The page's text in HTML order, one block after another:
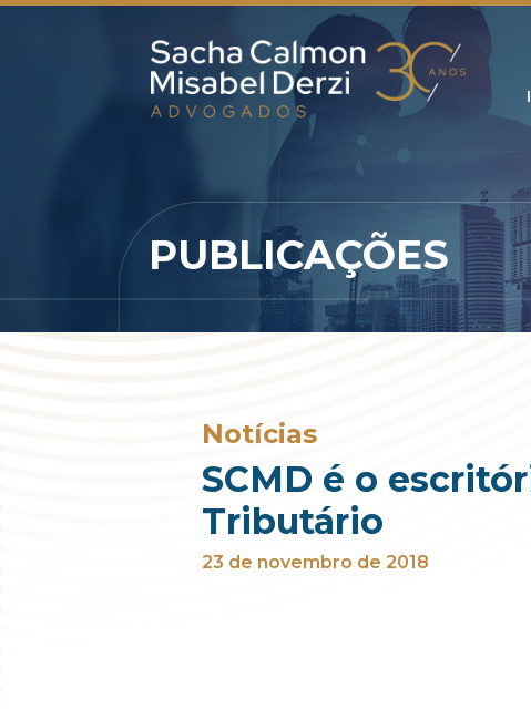
PUBLICAÇÕES
Notícias
SCMD é o
Tributário
23 de novembro de 2018